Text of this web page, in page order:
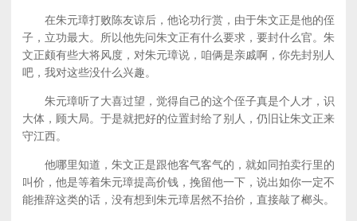
在朱元璋打败陈友谅后，他论功行赏，由于朱文正是他的侄
子，立功最大。所以他先问朱文正有什么要求，要封什么官。朱
文正颇有些大将风度，对朱元璋说，咱俩是亲戚啊，你先封别人
吧，我对这些没什么兴趣。
朱元璋听了大喜过望，觉得自己的这个侄子真是个人才，识
大体，顾大局。于是就把好的位置封给了别人，仍旧让朱文正来
守江西。
他哪里知道，朱文正是跟他客气客气的，就如同拍卖行里的
叫价，他是等着朱元璋提高价钱，挽留他一下，说出如你一定不
能推辞这类的话，没有想到朱元璋居然不抬价，直接敲了榔头。